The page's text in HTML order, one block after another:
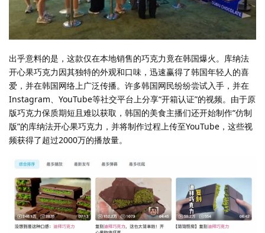
出乎意料的是，这款仅在本地销售的巧克力竟在韩国爆火。库纳法
开心果巧克力因其独特的外观和口味，迅速赢得了韩国年轻人的喜
爱，并在韩国网络上广泛传播。许多韩国网民纷纷尝试入手，并在
Instagram、YouTube等社交平台上分享“开箱认证”的视频。由于原
版巧克力保质期短且难以获取，韩国的美食主播们还开始制作“仿制
版”的库纳法开心果巧克力，并将制作过程上传至YouTube，这些视
频获得了超过2000万的播放量。